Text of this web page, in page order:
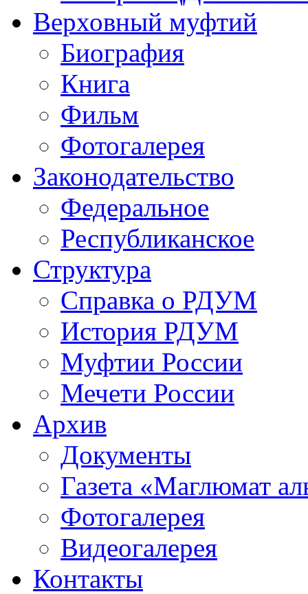
Верховный муфтий
Биография
Книга
Фильм
Фотогалерея
Законодательство
Федеральное
Республиканское
Структура
Справка о РДУМ
История РДУМ
Муфтии России
Мечети России
Архив
Документы
Газета «Маглюмат
Фотогалерея
Видеогалерея
Контакты